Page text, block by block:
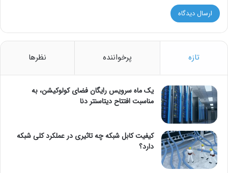
تازه پرخواننده نظرها
یک ماه سرویس رایگان فضای کولوکیشن، به
مناسبت افتتاح دیتاسنتر دنا
کیفیت کابل شبکه چه تاثیری در عملکرد کلی شبکه
دارد؟